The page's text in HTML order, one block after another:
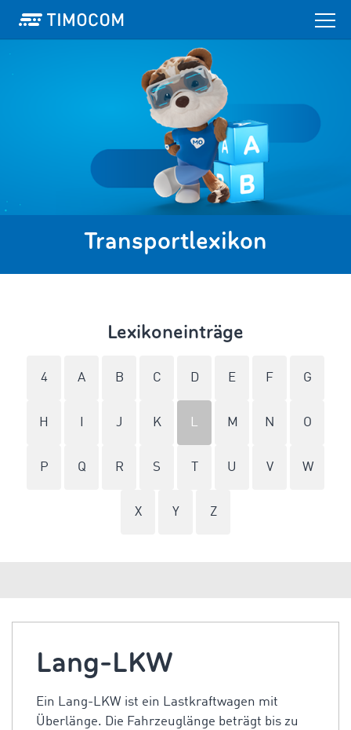
Transportlexikon
Lexikoneinträge
4 A B C D E F G
H J K L M N O
P Q R S U V W
X Y Z
Lang-LKW
Ein Lang-LKW ist ein Lastkraftwagen mit
Überlänge. Die Fahrzeuglänge beträgt bis zu